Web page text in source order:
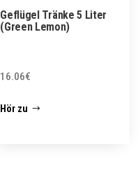
Geflügel Tränke 5 Liter
(Green Lemon)
16.06€
Hör zu